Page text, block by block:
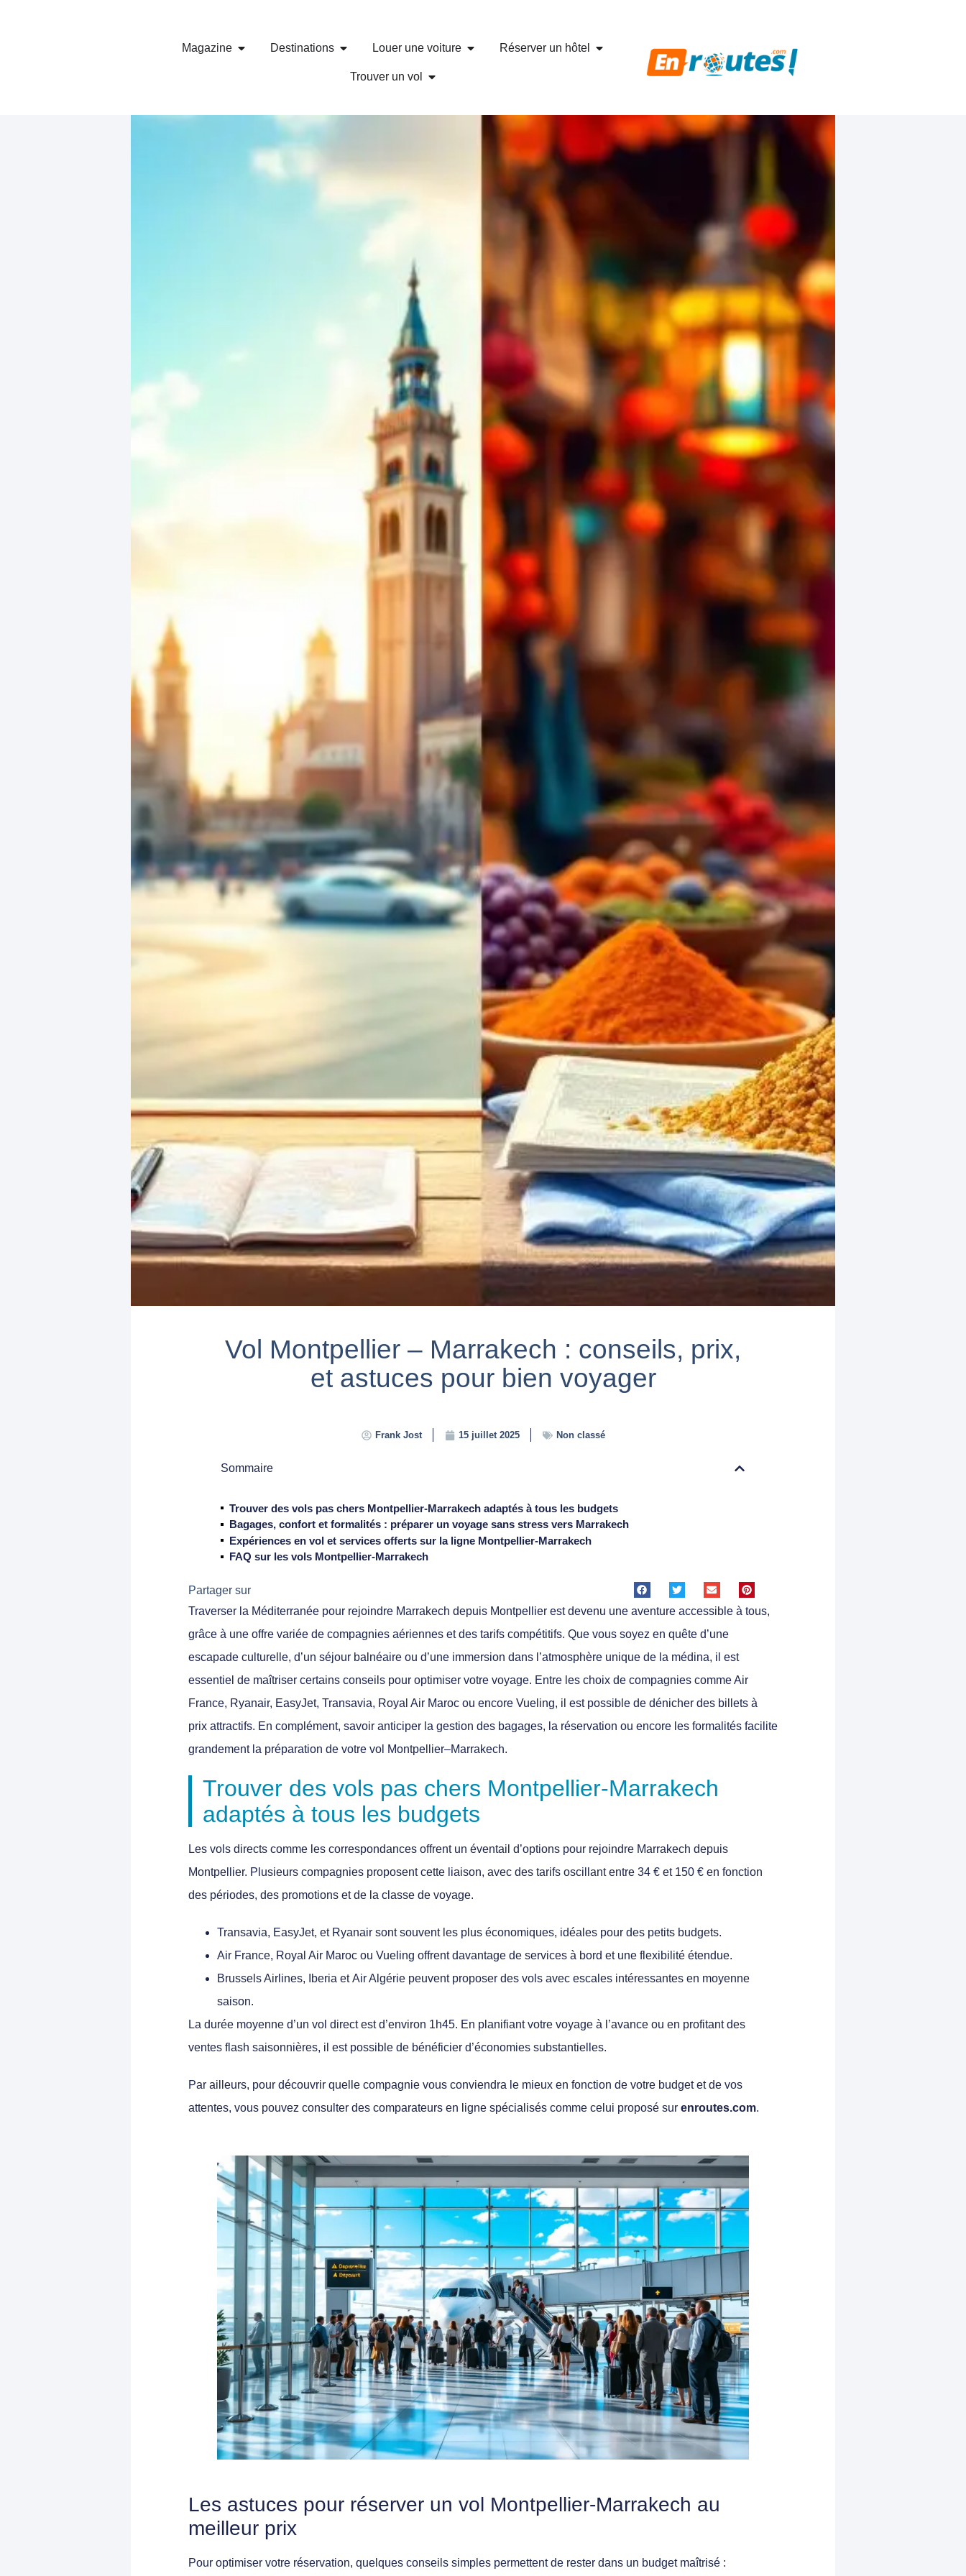
Magazine Destinations Louer une voiture Réserver un hôtel
Trouver un vol
Vol Montpellier – Marrakech : conseils, prix,
et astuces pour bien voyager
Frank Jost 15 juillet 2025 Non classé
Sommaire
Trouver des vols pas chers Montpellier-Marrakech adaptés à tous les budgets
Bagages, confort et formalités : préparer un voyage sans stress vers Marrakech
Expériences en vol et services offerts sur la ligne Montpellier-Marrakech
FAQ sur les vols Montpellier-Marrakech
Partager sur
Traverser la Méditerranée pour rejoindre Marrakech depuis Montpellier est devenu une aventure accessible à tous,
grâce à une offre variée de compagnies aériennes et des tarifs compétitifs. Que vous soyez en quête d’une
escapade culturelle, d’un séjour balnéaire ou d’une immersion dans l’atmosphère unique de la médina, il est
essentiel de maîtriser certains conseils pour optimiser votre voyage. Entre les choix de compagnies comme Air
France, Ryanair, EasyJet, Transavia, Royal Air Maroc ou encore Vueling, il est possible de dénicher des billets à
prix attractifs. En complément, savoir anticiper la gestion des bagages, la réservation ou encore les formalités facilite
grandement la préparation de votre vol Montpellier–Marrakech.
Trouver des vols pas chers Montpellier-Marrakech
adaptés à tous les budgets
Les vols directs comme les correspondances offrent un éventail d’options pour rejoindre Marrakech depuis
Montpellier. Plusieurs compagnies proposent cette liaison, avec des tarifs oscillant entre 34 € et 150 € en fonction
des périodes, des promotions et de la classe de voyage.
Transavia, EasyJet, et Ryanair sont souvent les plus économiques, idéales pour des petits budgets.
Air France, Royal Air Maroc ou Vueling offrent davantage de services à bord et une flexibilité étendue.
Brussels Airlines, Iberia etAir Algérie peuvent proposer des vols avec escales intéressantes en moyenne
saison.
La durée moyenne d’un vol direct est d’environ 1h45. En planifiant votre voyage à l’avance ou en profitant des
ventes flash saisonnières, il est possible de bénéficier d’économies substantielles.
Par ailleurs, pour découvrir quelle compagnie vous conviendra le mieux en fonction de votre budget et de vos
attentes, vous pouvez consulter des comparateurs en ligne spécialisés comme celui proposé sur enroutes.com.
Les astuces pour réserver un vol Montpellier-Marrakech au
meilleur prix
Pour optimiser votre réservation, quelques conseils simples permettent de rester dans un budget maîtrisé :